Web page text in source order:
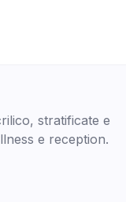
stratificate e
e reception.